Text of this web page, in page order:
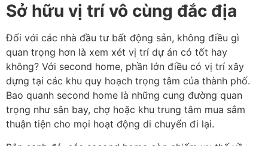
Sở hữu vị trí vô cùng đắc địa
Đối với các nhà đầu tư bất động sản, không điều gì
quan trọng hơn là xem xét vị trí dự án có tốt hay
không? Với second home, phần lớn điều có vị trí xây
dựng tại các khu quy hoạch trọng tâm của thành phố.
Bao quanh second home là những cung đường quan
trọng như sân bay, chợ hoặc khu trung tâm mua sắm
thuận tiện cho mọi hoạt động di chuyển đi lại.